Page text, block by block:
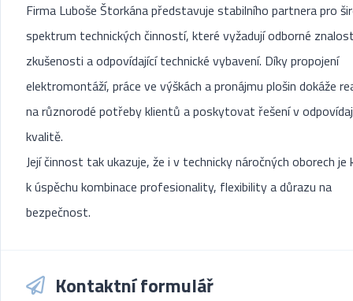
Firma Luboše Štorkána představuje stabilního partnera pro
spektrum technických činností, které vyžadují odborné
zkušenosti a odpovídající technické vybavení. Díky propojení
elektromontáží, práce ve výškách a pronájmu plošin dokáže
na různorodé potřeby klientů a poskytovat řešení v
kvalitě.
Její činnost tak ukazuje, že i v technicky náročných oborech je
k úspěchu kombinace profesionality, flexibility a důrazu na
bezpečnost.
Kontaktní formulář